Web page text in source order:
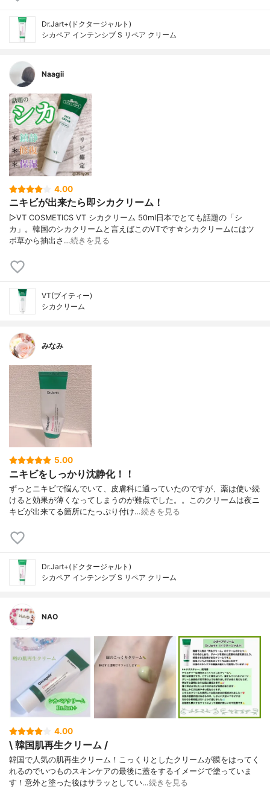
Dr.Jart+(ドクタージャルト)
シカペア インテンシブ S リペア クリーム
Naagii
4.00
ニキビが出来たら即シカクリーム！
▷VT COSMETICS VT シカクリーム 50ml日本でとても話題の「シ
カ」。韓国のシカクリームと言えばこのVTです☆シカクリームにはツ
ボ草から抽出さ…続きを見る
VT(ブイティー)
シカクリーム
みなみ
5.00
ニキビをしっかり沈静化！！
ずっとニキビで悩んでいて、皮膚科に通っていたのですが、薬は使い続
けると効果が薄くなってしまうのが難点でした。。このクリームは夜ニ
キビが出来てる箇所にたっぷり付け…続きを見る
Dr.Jart+(ドクタージャルト)
シカペア インテンシブ S リペア クリーム
NAO
4.00
\ 韓国肌再生クリーム /
韓国で人気の肌再生クリーム！こっくりとしたクリームが膜をはってく
れるのでいつものスキンケアの最後に蓋をするイメージで塗っていま
す！意外と塗った後はサラッとしてい…続きを見る